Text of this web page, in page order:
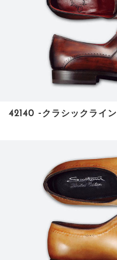
42140 ‐クラシックライン